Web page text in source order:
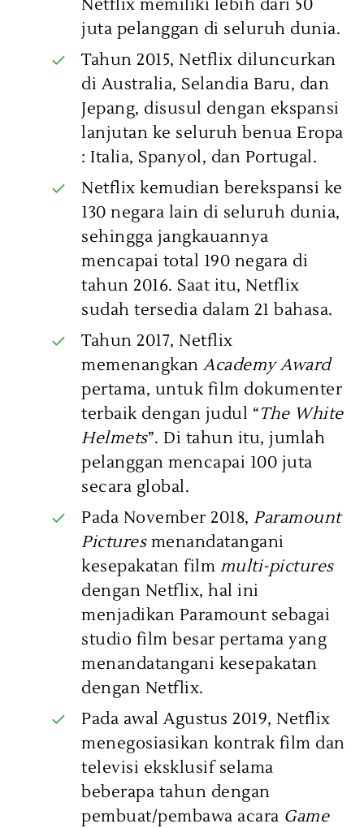
Netflix memiliki lebih dari 50
juta pelanggan di seluruh dunia.
Tahun 2015, Netflix diluncurkan
di Australia, Selandia Baru, dan
Jepang, disusul dengan ekspansi
lanjutan ke seluruh benua Eropa
: Italia, Spanyol, dan Portugal.
Netflix kemudian berekspansi ke
130 negara lain di seluruh dunia,
sehingga jangkauannya
mencapai total 190 negara di
tahun 2016. Saat itu, Netflix
sudah tersedia dalam 21 bahasa.
Tahun 2017, Netflix
memenangkan Academy Award
pertama, untuk film dokumenter
terbaik dengan judul “The White
Helmets”. Di tahun itu, jumlah
pelanggan mencapai 100 juta
secara global.
Pada November 2018, Paramount
Picturesmenandatangani
kesepakatan film multi-pictures
dengan Netflix, hal ini
menjadikan Paramount sebagai
studio film besar pertama yang
menandatangani kesepakatan
dengan Netflix.
Pada awal Agustus 2019, Netflix
menegosiasikan kontrak film dan
televisi eksklusif selama
beberapa tahun dengan
pembuat/pembawa acara Game